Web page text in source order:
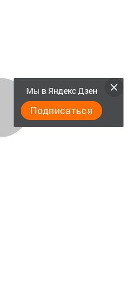
Мы в Яндекс Дзен
Подписаться